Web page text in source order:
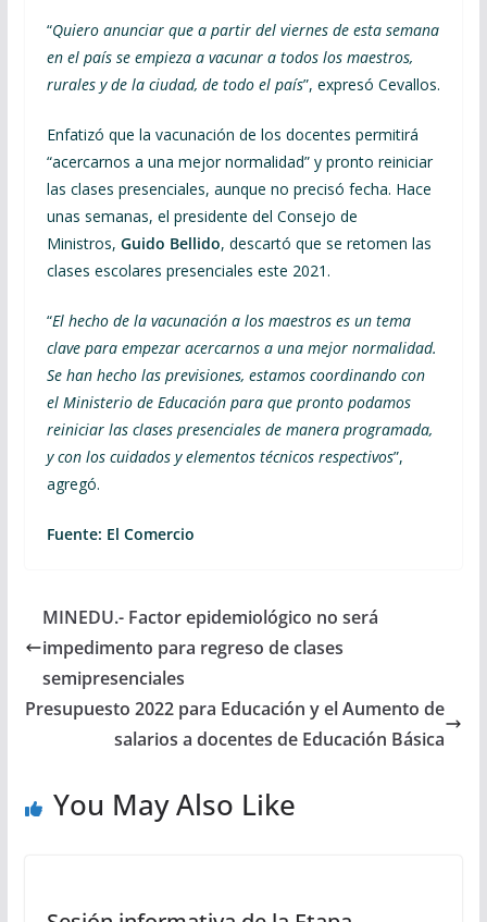
“Quiero anunciar que a partir del viernes de esta semana
en el país se empieza a vacunar a todos los maestros,
rurales y de la ciudad, de todo el país”, expresó Cevallos.
Enfatizó que la vacunación de los docentes permitirá
“acercarnos a una mejor normalidad” y pronto reiniciar
las clases presenciales, aunque no precisó fecha. Hace
unas semanas, el presidente del Consejo de
Ministros, Guido Bellido, descartó que se retomen las
clases escolares presenciales este 2021.
“El hecho de la vacunación a los maestros es un tema
clave para empezar acercarnos a una mejor normalidad.
Se han hecho las previsiones, estamos coordinando con
el Ministerio de Educación para que pronto podamos
reiniciar las clases presenciales de manera programada,
y con los cuidados y elementos técnicos respectivos”,
agregó.
Fuente: El Comercio
MINEDU.- Factor epidemiológico no será
impedimento para regreso de clases
semipresenciales
Presupuesto 2022 para Educación y el Aumento de
salarios a docentes de Educación Básica
You May Also Like